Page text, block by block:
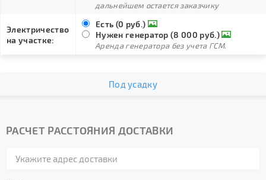
дальнейшем остается заказчику
Электричество
на участке:
Есть (0 руб.)
Нужен генератор (8 000 руб.)
Аренда генератора без учета ГСМ.
Под усадку
РАСЧЕТ РАССТОЯНИЯ ДОСТАВКИ